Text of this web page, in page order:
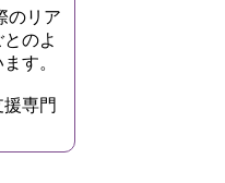
のリア
のよ
す。
専門